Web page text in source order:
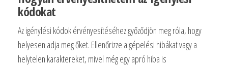
kódokat
Az igénylési kódok érvényesítéséhez győződjön meg róla, hogy
helyesen adja meg őket. Ellenőrizze a gépelési hibákat vagy a
helytelen karaktereket, mivel még egy apró hiba is